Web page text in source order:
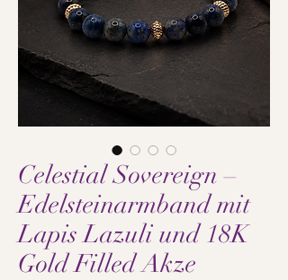
Celestial Sovereign –
Edelsteinarmband mit
Lapis Lazuli und 18K
Gold Filled Akze